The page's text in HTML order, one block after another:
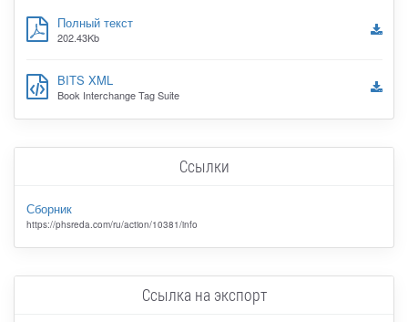
Полный текст
202.43Kb
BITS XML
Book Interchange Tag Suite
Ссылки
Сборник
https://phsreda.com/ru/action/10381/info
Ссылка на экспорт